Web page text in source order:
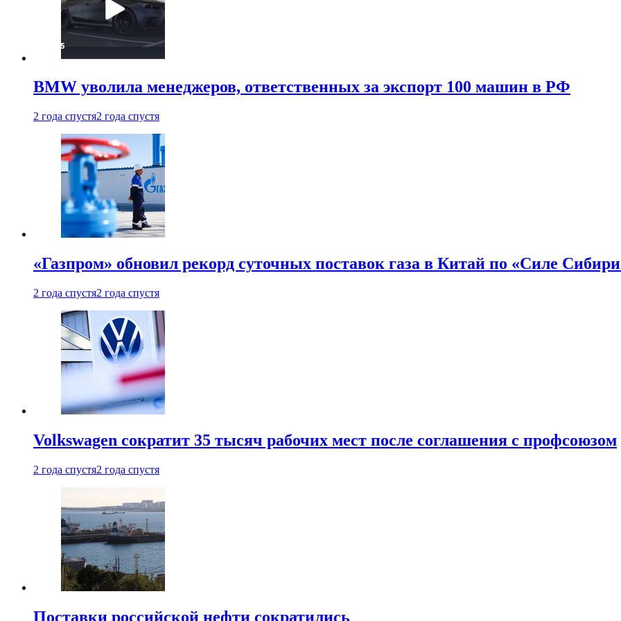
BMW уволила менеджеров, ответственных за экспорт 100 машин в РФ
2 года спустя2 года спустя
«Газпром» обновил рекорд суточных поставок газа в Китай по «Силе
2 года спустя2 года спустя
Volkswagen сократит 35 тысяч рабочих мест после соглашения с профсоюзом
2 года спустя2 года спустя
Поставки российской нефти сократились